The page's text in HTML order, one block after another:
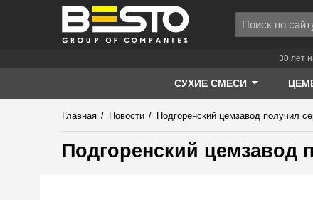
30 лет
СУХИЕ СМЕСИ
Главная / Новости / Подгоренский цемзавод получил
Подгоренский цемзавод